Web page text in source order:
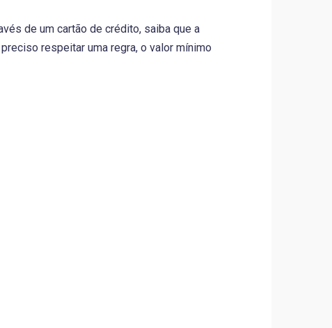
de um cartão de crédito, saiba que a
respeitar uma regra, o valor mínimo